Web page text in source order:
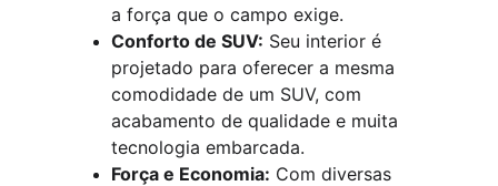
a força que o campo exige.
Conforto de SUV: Seu interior é
projetado para oferecer a mesma
comodidade de um SUV, com
acabamento de qualidade e muita
tecnologia embarcada.
Força e Economia: Com diversas